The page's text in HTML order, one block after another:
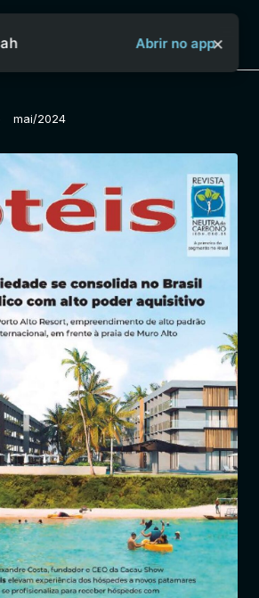
Sobre o Aya Bancah
Jornais
Notícias
Entrar
Abrir no app×
mai/2024